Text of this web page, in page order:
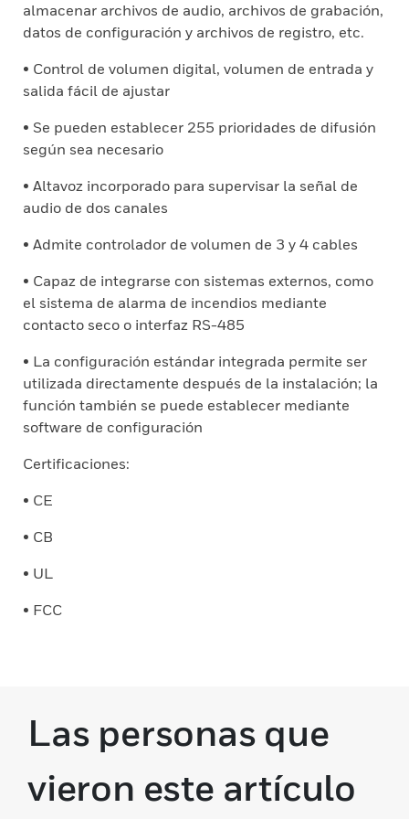
almacenar archivos de audio, archivos de grabación,
datos de configuración y archivos de registro, etc.
• Control de volumen digital, volumen de entrada y
salida fácil de ajustar
• Se pueden establecer 255 prioridades de difusión
según sea necesario
• Altavoz incorporado para supervisar la señal de
audio de dos canales
• Admite controlador de volumen de 3 y 4 cables
• Capaz de integrarse con sistemas externos, como
el sistema de alarma de incendios mediante
contacto seco o interfaz RS-485
• La configuración estándar integrada permite ser
utilizada directamente después de la instalación; la
función también se puede establecer mediante
software de configuración
Certificaciones:
• CE
• CB
• UL
• FCC
Las personas que
vieron este artículo